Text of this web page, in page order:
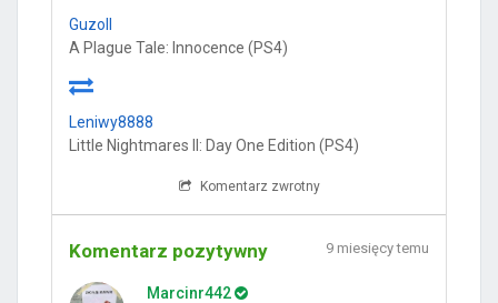
Guzoll
A Plague Tale: Innocence (PS4)
Leniwy8888
Little Nightmares II: Day One Edition (PS4)
Komentarz zwrotny
Komentarz pozytywny 9 miesięcy temu
Marcinr442